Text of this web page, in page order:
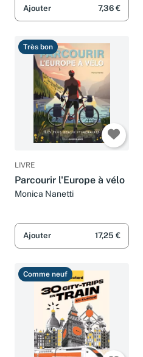
Ajouter 7,36 €
Très bon
LIVRE
Parcourir l'Europe à vélo
Monica Nanetti
Ajouter 17,25 €
Comme neuf